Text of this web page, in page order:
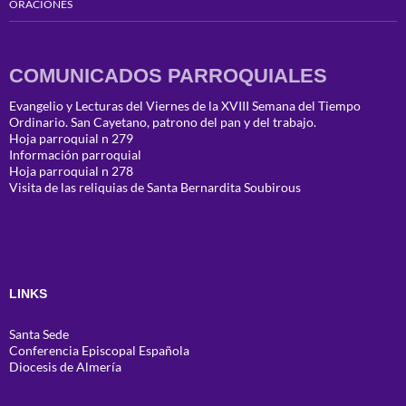
ORACIONES
COMUNICADOS PARROQUIALES
Evangelio y Lecturas del Viernes de la XVIII Semana del Tiempo
Ordinario. San Cayetano, patrono del pan y del trabajo.
Hoja parroquial n 279
Información parroquial
Hoja parroquial n 278
Visita de las reliquias de Santa Bernardita Soubirous
LINKS
Santa Sede
Conferencia Episcopal Española
Diocesis de Almería